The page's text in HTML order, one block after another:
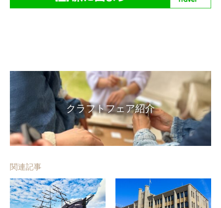
クラフトフェア紹介
関連記事